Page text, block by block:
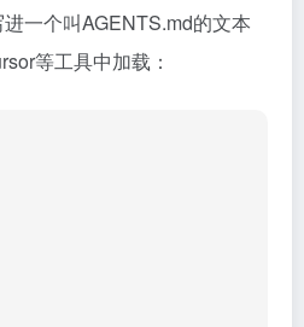
一个叫AGENTS.md的文本
等工具中加载：